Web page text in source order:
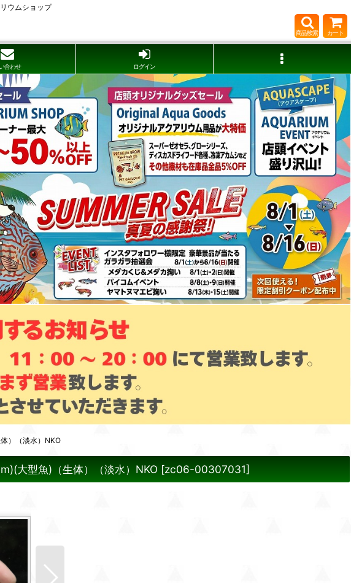
ウムショップ
商品検索 カート
合わせ ログイン
）（淡水）NKO
大型魚)（生体）（淡水）NKO [zc06-00307031]